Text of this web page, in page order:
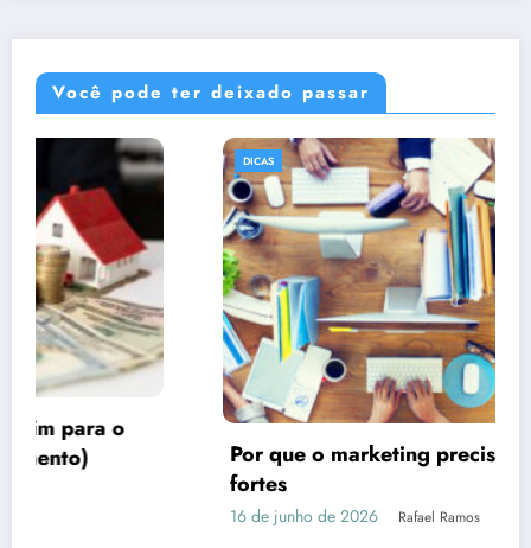
Você pode ter deixado passar
Por que o marketing precisa de imagens
Rafael Ramos